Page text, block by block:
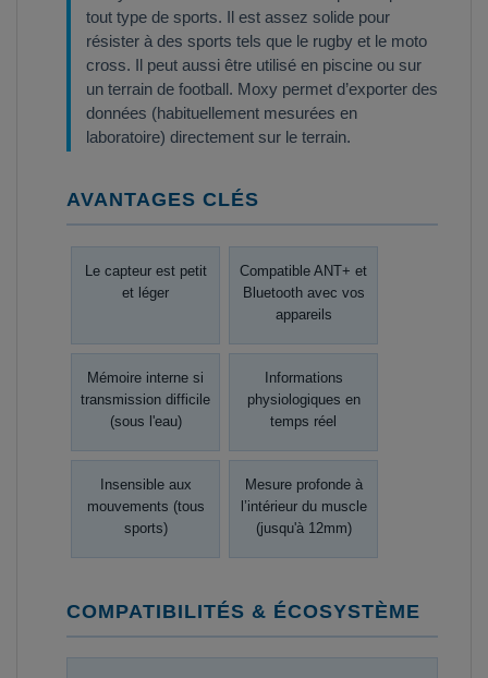
tout type de sports. Il est assez solide pour
résister à des sports tels que le rugby et le moto
cross. Il peut aussi être utilisé en piscine ou sur
un terrain de football. Moxy permet d’exporter des
données (habituellement mesurées en
laboratoire) directement sur le terrain.
AVANTAGES CLÉS
Le capteur est petit
et léger
Compatible ANT+ et
Bluetooth avec vos
appareils
Mémoire interne si
transmission difficile
(sous l'eau)
Informations
physiologiques en
temps réel
Insensible aux
mouvements (tous
sports)
Mesure profonde à
l’intérieur du muscle
(jusqu'à 12mm)
COMPATIBILITÉS & ÉCOSYSTÈME